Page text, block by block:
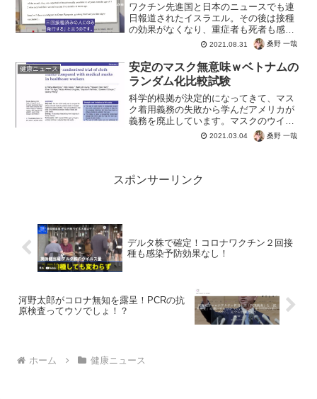
ワクチン先進国と日本のニュースでも連
日報道されたイスラエル。その後は接種
の効果がなくなり、重症者も死者も感染
者も激増。そこで３回目どころか、ワク
チンパスポートも３回接種が条件に。ワ
クチンに効果があると思ったけど無いこ
とが明らかになった。なの...
2021.08.31 桑野 一哉
健康ニュース
安定のマスク無意味ｗベトナムの
ランダム化比較試験
科学的根拠が決定的になってきて、マス
ク着用義務の失敗から学んだアメリカが
義務を廃止しています。マスクのウイル
ス感染に対する無意味さ、逆効果差はも
う常識になりつつありますね。いまだに
2021.03.04 桑野 一哉
スポンサーリンク
デルタ株で確定！コロナワクチン２回接
種も感染予防効果なし！
河野太郎がコロナ無知を露呈！PCRの抗
原検査ってウソでしょ！？
ホーム 健康ニュース